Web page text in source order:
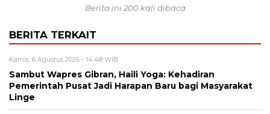
Berita ini 200 kali dibaca
BERITA TERKAIT
Kamis, 6 Agustus 2026 - 14:48 WIB
‎Sambut Wapres Gibran, Haili Yoga: Kehadiran
Pemerintah Pusat Jadi Harapan Baru bagi Masyarakat
Linge